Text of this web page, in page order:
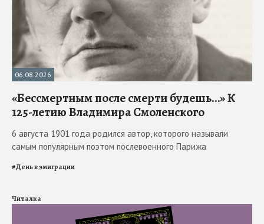
06.08.2026
«Бессмертным после смерти будешь…» К
125-летию Владимира Смоленского
6 августа 1901 года родился автор, которого называли
самым популярным поэтом послевоенного Парижа
#День в эмиграции
Читалка